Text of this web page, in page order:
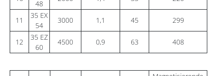
48
11
35 EX
54
3000 1,1 45 299
12
35 EZ
60
4500 0,9 63 408